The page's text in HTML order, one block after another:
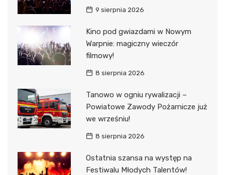
9 sierpnia 2026
Kino pod gwiazdami w Nowym
Warpnie: magiczny wieczór
filmowy!
8 sierpnia 2026
Tanowo w ogniu rywalizacji –
Powiatowe Zawody Pożarnicze już
we wrześniu!
8 sierpnia 2026
Ostatnia szansa na występ na
Festiwalu Młodych Talentów!